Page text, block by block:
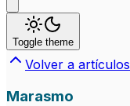
Toggle theme
Volver a artículos
Marasmo